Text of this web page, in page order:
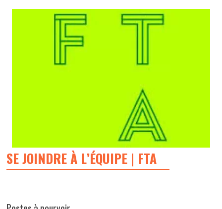
SE JOINDRE À L’ÉQUIPE | FTA